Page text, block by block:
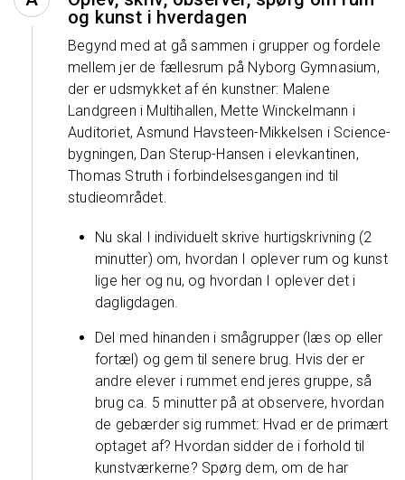
og kunst i hverdagen
Begynd med at gå sammen i grupper og fordele
mellem jer de fællesrum på Nyborg Gymnasium,
der er udsmykket af én kunstner: Malene
Landgreen i Multihallen, Mette Winckelmann i
Auditoriet, Asmund Havsteen-Mikkelsen i Science-
bygningen, Dan Sterup-Hansen i elevkantinen,
Thomas Struth i forbindelsesgangen ind til
studieområdet.
Nu skal I individuelt skrive hurtigskrivning (2
minutter) om, hvordan I oplever rum og kunst
lige her og nu, og hvordan I oplever det i
dagligdagen.
Del med hinanden i smågrupper (læs op eller
fortæl) og gem til senere brug. Hvis der er
andre elever i rummet end jeres gruppe, så
brug ca. 5 minutter på at observere, hvordan
de gebærder sig rummet: Hvad er de primært
optaget af? Hvordan sidder de i forhold til
kunstværkerne? Spørg dem, om de har